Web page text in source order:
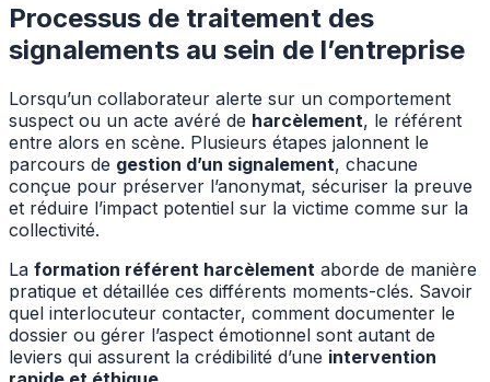
Processus de traitement des
signalements au sein de l’entreprise
Lorsqu’un collaborateur alerte sur un comportement
suspect ou un acte avéré de harcèlement, le référent
entre alors en scène. Plusieurs étapes jalonnent le
parcours de gestion d’un signalement, chacune
conçue pour préserver l’anonymat, sécuriser la preuve
et réduire l’impact potentiel sur la victime comme sur la
collectivité.
La formation référent harcèlement aborde de manière
pratique et détaillée ces différents moments-clés. Savoir
quel interlocuteur contacter, comment documenter le
dossier ou gérer l’aspect émotionnel sont autant de
leviers qui assurent la crédibilité d’une intervention